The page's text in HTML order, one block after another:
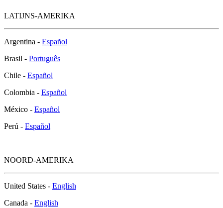
LATIJNS-AMERIKA
Argentina - Español
Brasil - Português
Chile - Español
Colombia - Español
México - Español
Perú - Español
NOORD-AMERIKA
United States - English
Canada - English